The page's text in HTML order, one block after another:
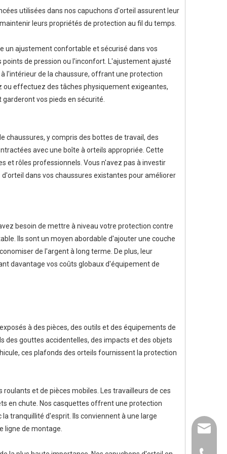
utilisées dans nos capuchons d'orteil assurent leur
leurs propriétés de protection au fil du temps.
un ajustement confortable et sécurisé dans vos
de pression ou l'inconfort. L'ajustement ajusté
l'intérieur de la chaussure, offrant une protection
ou effectuez des tâches physiquement exigeantes,
vos pieds en sécurité.
chaussures, y compris des bottes de travail, des
avec une boîte à orteils appropriée. Cette
et rôles professionnels. Vous n'avez pas à investir
dans vos chaussures existantes pour améliorer
besoin de mettre à niveau votre protection contre
Ils sont un moyen abordable d'ajouter une couche
de l'argent à long terme. De plus, leur
davantage vos coûts globaux d'équipement de
à des pièces, des outils et des équipements de
des gouttes accidentelles, des impacts et des objets
ces plafonds des orteils fournissent la protection
et de pièces mobiles. Les travailleurs de ces
en chute. Nos casquettes offrent une protection
tranquillité d'esprit. Ils conviennent à une large
ligne de montage.